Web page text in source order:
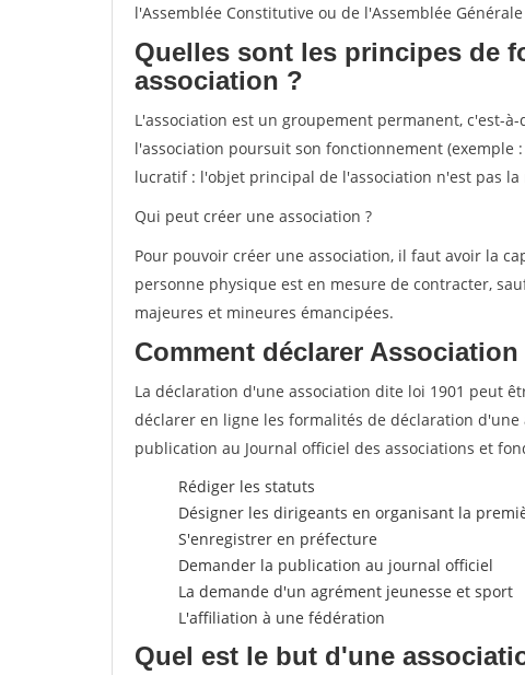
l'Assemblée Constitutive ou de l'Assemblée Générale
Quelles sont les principes de
association ?
L'association est un groupement permanent, c'est-
l'association poursuit son fonctionnement (exemple
lucratif : l'objet principal de l'association n'est pas
Qui peut créer une association ?
Pour pouvoir créer une association, il faut avoir la
personne physique est en mesure de contracter,
majeures et mineures émancipées.
Comment déclarer Association
La déclaration d'une association dite loi 1901 peut
déclarer en ligne les formalités de déclaration
publication au Journal officiel des associations et
Rédiger les statuts
Désigner les dirigeants en organisant la
S'enregistrer en préfecture
Demander la publication au journal officiel
La demande d'un agrément jeunesse et sport
L'affiliation à une fédération
Quel est le but d'une